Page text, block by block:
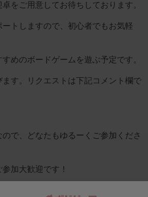
をご用意してお待ちしております。
トしますので、初心者でもお気軽
めのボードゲームを遊ぶ予定です。
す。リクエストは下記コメント欄で
で、どなたもゆるーくご参加くださ
加大歓迎です！